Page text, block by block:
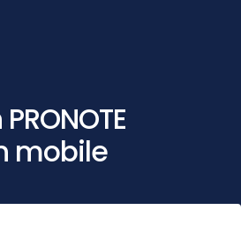
mobile